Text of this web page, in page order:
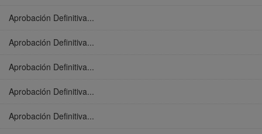
Aprobación Definitiva...
Aprobación Definitiva...
Aprobación Definitiva...
Aprobación Definitiva...
Aprobación Definitiva...